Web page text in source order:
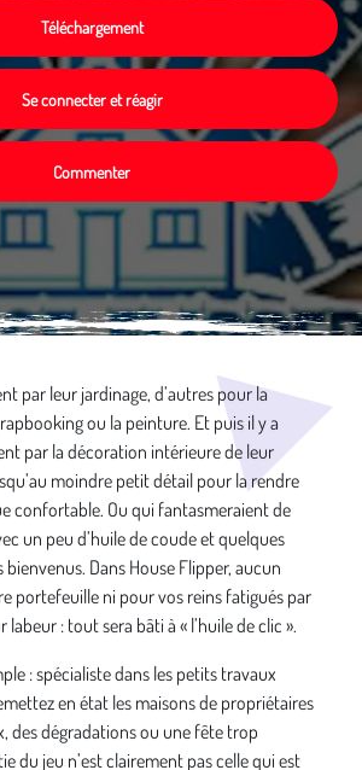
Téléchargement
Se connecter et réagir
Commenter
par leur jardinage, d’autres pour la
ou la peinture. Et puis il y a
par la décoration intérieure de leur
moindre petit détail pour la rendre
confortable. Ou qui fantasmeraient de
un peu d’huile de coude et quelques
Dans House Flipper, aucun
portefeuille ni pour vos reins fatigués par
: tout sera bâti à « l’huile de clic ».
: spécialiste dans les petits travaux
en état les maisons de propriétaires
des dégradations ou une fête trop
du jeu n’est clairement pas celle qui est